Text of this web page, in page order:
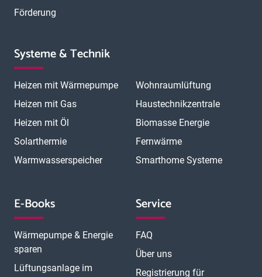
Förderung
Systeme & Technik
Heizen mit Wärmepumpe
Heizen mit Gas
Heizen mit Öl
Solarthermie
Warmwasserspeicher
Wohnraumlüftung
Haustechnikzentrale
Biomasse Energie
Fernwärme
Smarthome Systeme
E-Books
Wärmepumpe & Energie
sparen
Lüftungsanlage im
Service
FAQ
Über uns
Registrierung für